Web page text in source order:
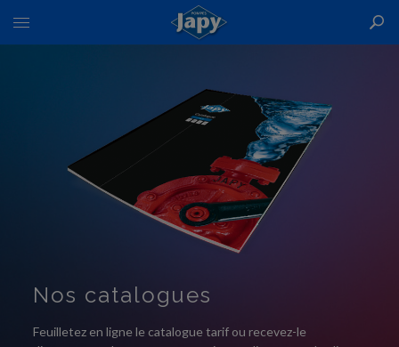
Basculer
la
Nos catalogues
Feuilletez en ligne le catalogue tarif ou recevez-le